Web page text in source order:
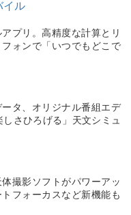
イル
プリ。高精度な計算とリ
ォンで「いつでもどこで
タ、オリジナル番組エデ
さひろげる」天文シミュ
撮影ソフトがパワーアッ
フォーカスなど新機能も